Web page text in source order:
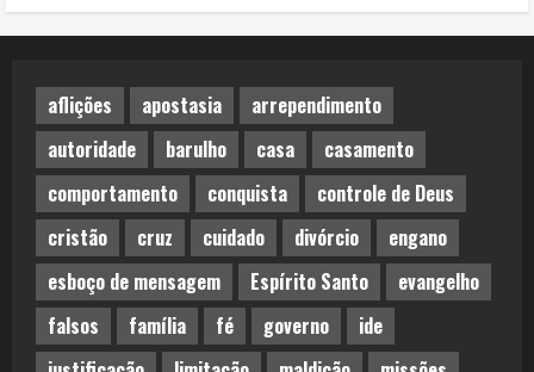
aflições apostasia
arrependimento
autoridade
barulho casa
casamento
comportamento
conquista
controle de Deus
cristão
cruz cuidado divórcio
engano
esboço de mensagem
Espírito Santo
evangelho
falsos
família fé governo
ide